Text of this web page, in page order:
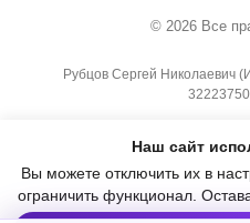
© 2026 Все
Рубцов Сергей
Информация, размещённая на
Политика
Наш сайт
Вы можете отключить их в
ограничить функционал.
с